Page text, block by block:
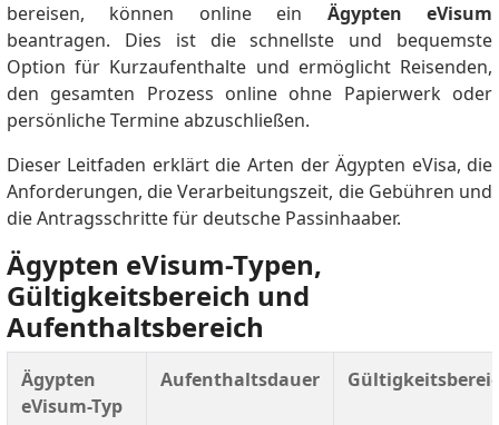
bereisen, können online ein Ägypten eVisum
beantragen. Dies ist die schnellste und bequemste
Option für Kurzaufenthalte und ermöglicht Reisenden,
den gesamten Prozess online ohne Papierwerk oder
persönliche Termine abzuschließen.
Dieser Leitfaden erklärt die Arten der Ägypten eVisa, die
Anforderungen, die Verarbeitungszeit, die Gebühren und
die Antragsschritte für deutsche Passinhaaber.
Ägypten eVisum-Typen,
Gültigkeitsbereich und
Aufenthaltsbereich
Ägypten
eVisum-Typ
Aufenthaltsdauer